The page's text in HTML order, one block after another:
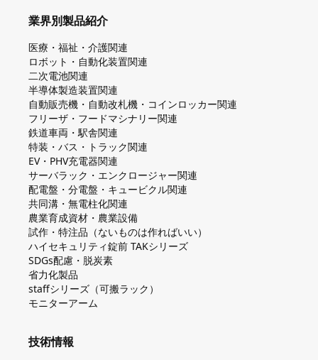
業界別製品紹介
医療・福祉・介護関連
ロボット・自動化装置関連
二次電池関連
半導体製造装置関連
自動販売機・自動改札機・コインロッカー関連
フリーザ・フードマシナリー関連
鉄道車両・駅舎関連
特装・バス・トラック関連
EV・PHV充電器関連
サーバラック・エンクロージャー関連
配電盤・分電盤・キュービクル関連
共同溝・無電柱化関連
農業育成資材・農業設備
試作・特注品（ないものは作ればいい）
ハイセキュリティ錠前 TAKシリーズ
SDGs配慮・脱炭素
省力化製品
staffシリーズ（可搬ラック）
モニターアーム
技術情報